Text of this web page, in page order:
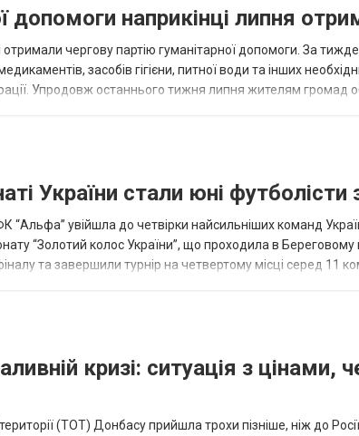
допомоги наприкінці липня
чергову партію гуманітарної допомоги. За
засобів гігієни, питної води та інших
Упродовж останнього тижня липня жителям громад
України стали юні футболісти
увійшла до четвірки найсильніших команд
“Золотий колос України”, що проходила в
та завершили турнір на четвертому місці серед 11
кризі: ситуація з цінами,
(ТОТ) Донбасу прийшла трохи пізніше, ніж до